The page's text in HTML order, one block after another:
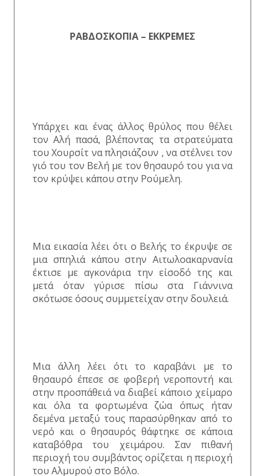
ΡΑΒΔΟΣΚΟΠΙΑ – ΕΚΚΡΕΜΕΣ
Υπάρχει και ένας άλλος θρύλος που θέλει
τον Αλή πασά, βλέποντας τα στρατεύματα
του Χουρσίτ να πλησιάζουν , να στέλνει τον
γιό του τον Βελή με τον θησαυρό του για να
τον κρύψει κάπου στην Ρούμελη.
Μια εικασία λέει ότι ο Βελής το έκρυψε σε
μια σπηλιά κάπου στην Αιτωλοακαρνανία
έκτισε με αγκονάρια την είσοδό της και
μετά όταν γύρισε πίσω στα Γιάννινα
σκότωσε όσους συμμετείχαν στην δουλειά.
Μια άλλη λέει ότι το καραβάνι με το
θησαυρό έπεσε σε φοβερή νεροποντή και
στην προσπάθειά να διαβεί κάποιο χείμαρο
και όλα τα φορτωμένα ζώα όπως ήταν
δεμένα μεταξύ τους παρασύρθηκαν από το
νερό και ο θησαυρός θάφτηκε σε κάποια
καταβόθρα του χειμάρου. Σαν πιθανή
περιοχή του συμβάντος ορίζεται η περιοχή
του Αλμυρού στο Βόλο.